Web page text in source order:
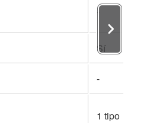
-
Sí
-
1 tipo